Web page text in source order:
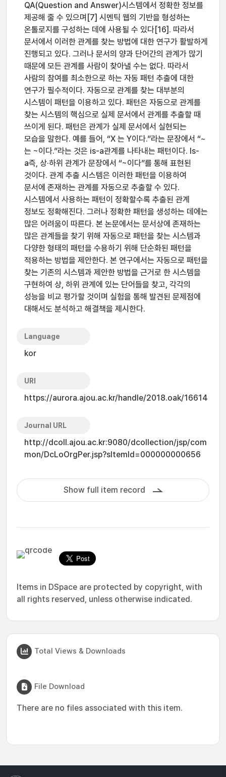
QA(Question and Answer)시스템에서 정확한 정보를
제공해 줄 수 있으며[7] 시멘틱 웹의 기반을 형성하는
온톨로지를 구성하는 데에 사용될 수 있다[16]. 따라서
문서에서 이러한 관계를 찾는 방법에 대한 연구가 활발하게
진행되고 있다. 그러나 문서의 양과 단어간의 관계가 많기
때문에 모든 관계를 사람이 찾아낼 수는 없다. 따라서
사람의 참여를 최소한으로 하는 자동 패턴 추출에 대한
연구가 필수적이다. 자동으로 관계를 찾는 대부분의
시스템이 패턴을 이용하고 있다. 패턴은 자동으로 관계를
찾는 시스템의 핵심으로 실제 문서에서 관계를 추출할 때
쓰이게 된다. 패턴은 관계가 실제 문서에서 실현되는
모습을 말한다. 예를 들어, “X 는 Y이다.”라는 문장에서 “~
는 ~이다.”라는 것은 is-a관계를 나타내는 패턴이다. Is-
a즉, 상·하위 관계가 문장에서 “~이다”를 통해 표현된
것이다. 관계 추출 시스템은 이러한 패턴을 이용하여
문서에 존재하는 관계를 자동으로 추출할 수 있다.
시스템에서 사용하는 패턴이 정확할수록 추출된 관계
정보도 정확해진다. 그러나 정확한 패턴을 생성하는 데에는
많은 어려움이 따른다. 본 논문에서는 문서상에 존재하는
많은 관계들을 찾기 위해 자동으로 패턴을 찾는 시스템과
다양한 형태의 패턴을 수용하기 위해 단순화된 패턴을
적용하는 방법을 제안한다. 본 연구에서는 자동으로 패턴을
찾는 기존의 시스템과 제안한 방법을 근거로 한 시스템을
구현하여 상, 하위 관계에 있는 단어들을 찾고, 각각의
성능을 비교 평가할 것이며 실험을 통해 발견된 문제점에
대해서도 분석하고 해결책을 제시한다.
Language
kor
URI
https://aurora.ajou.ac.kr/handle/2018.oak/16614
Journal URL
http://dcoll.ajou.ac.kr:9080/dcollection/jsp/com
mon/DcLoOrgPer.jsp?sItemId=000000000656
Show full item record
Items in DSpace are protected by copyright, with
all rights reserved, unless otherwise indicated.
Total Views & Downloads
File Download
There are no files associated with this item.